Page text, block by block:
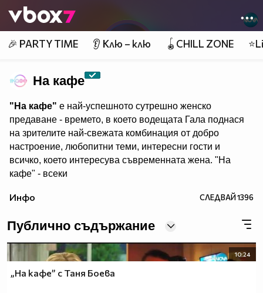
👾
🎉 PARTY TIME 👂 Клю – клю 🪀CHILL ZONE
На кафе
"На кафе" е най-успешното сутрешно женско
предаване - времето, в което водещата Гала поднася
на зрителите най-свежата комбинация от добро
настроение, любопитни теми, интересни гости и
всичко, което интересува съвременната жена. "На
кафе" - всеки
може да гледате и в
Инфо СЛЕДВАЙ1396
Публично съдържание
10:24
„На кафе” с Таня Боева